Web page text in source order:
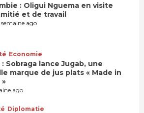
: Oligui Nguema en visite
et de travail
semaine ago
Economie
: Sobraga lance Jugab, une
marque de jus plats « Made in
»
ago
Diplomatie